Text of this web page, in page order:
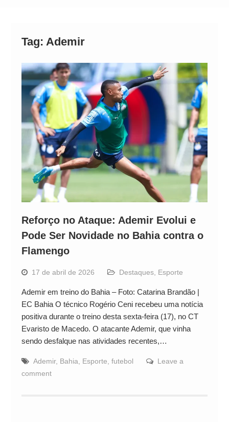
Tag: Ademir
Reforço no Ataque: Ademir Evolui e
Pode Ser Novidade no Bahia contra o
Flamengo
17 de abril de 2026 Destaques, Esporte
Ademir em treino do Bahia – Foto: Catarina Brandão |
EC Bahia O técnico Rogério Ceni recebeu uma notícia
positiva durante o treino desta sexta-feira (17), no CT
Evaristo de Macedo. O atacante Ademir, que vinha
sendo desfalque nas atividades recentes,…
Ademir, Bahia, Esporte, futebol
Leave a
comment